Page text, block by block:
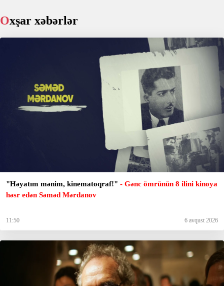
Oxşar xəbərlər
"Həyatım mənim, kinematoqraf!" - Gənc ömrünün 8 ilini kinoya
həsr edən Səməd Mərdanov
11:50 6 avqust 2026